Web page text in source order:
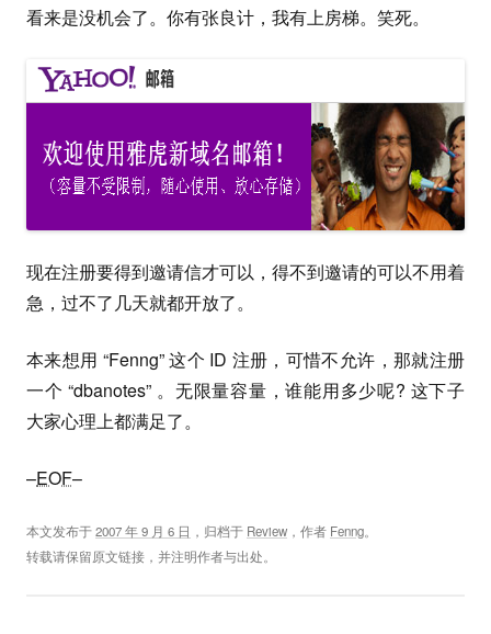
看来是没机会了。你有张良计，我有上房梯。笑死。
现在注册要得到邀请信才可以，得不到邀请的可以不用着
急，过不了几天就都开放了。
本来想用 “Fenng” 这个 ID 注册，可惜不允许，那就注册
一个 “dbanotes” 。无限量容量，谁能用多少呢? 这下子
大家心理上都满足了。
–EOF–
本文发布于2007 年 9 月 6 日 ，归档于 Review ，作者 Fenng。
转载请保留原文链接，并注明作者与出处。